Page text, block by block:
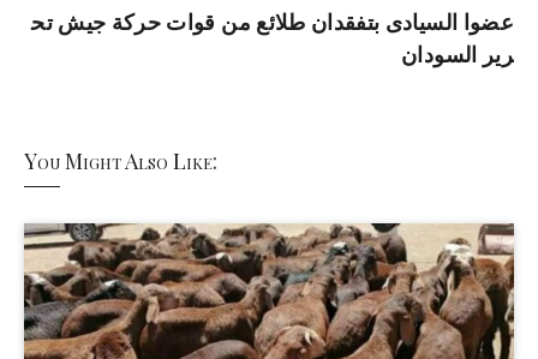
عضوا السيادى بتفقدان طلائع من قوات حركة جيش تح
رير السودان
You Might Also Like: